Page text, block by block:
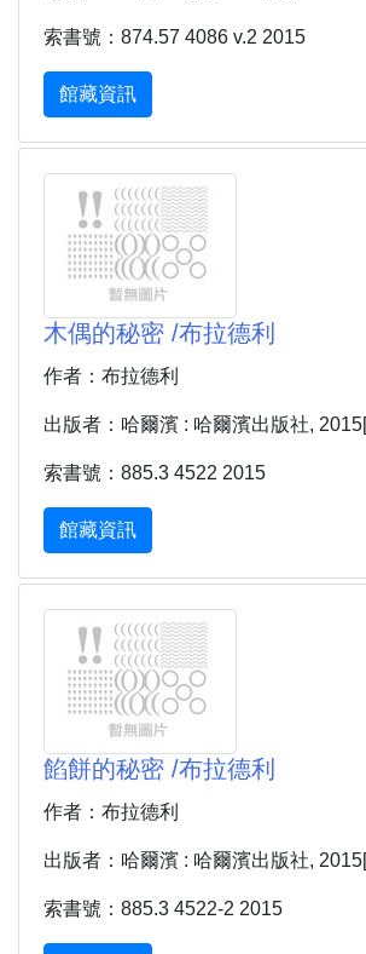
索書號：874.57 4086 v.2 2015
館藏資訊
木偶的秘密 /布拉德利
作者：布拉德利
出版者：哈爾濱 : 哈爾濱出版社,
索書號：885.3 4522 2015
館藏資訊
餡餅的秘密 /布拉德利
作者：布拉德利
出版者：哈爾濱 : 哈爾濱出版社,
索書號：885.3 4522-2 2015